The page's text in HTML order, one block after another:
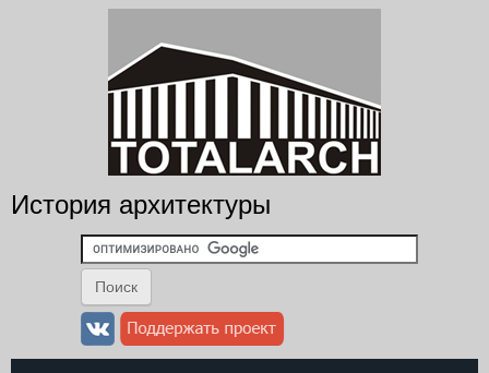
История архитектуры